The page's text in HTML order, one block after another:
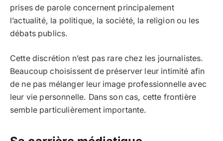
prises de parole concernent principalement
l’actualité, la politique, la société, la religion ou les
débats publics.
Cette discrétion n’est pas rare chez les journalistes.
Beaucoup choisissent de préserver leur intimité afin
de ne pas mélanger leur image professionnelle avec
leur vie personnelle. Dans son cas, cette frontière
semble particulièrement importante.